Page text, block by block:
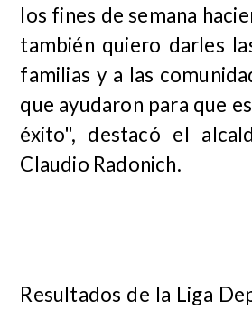
los fines de semana
también quiero darles
familias y a las
que ayudaron para que
éxito", destacó el
Claudio Radonich.
Resultados de la Liga